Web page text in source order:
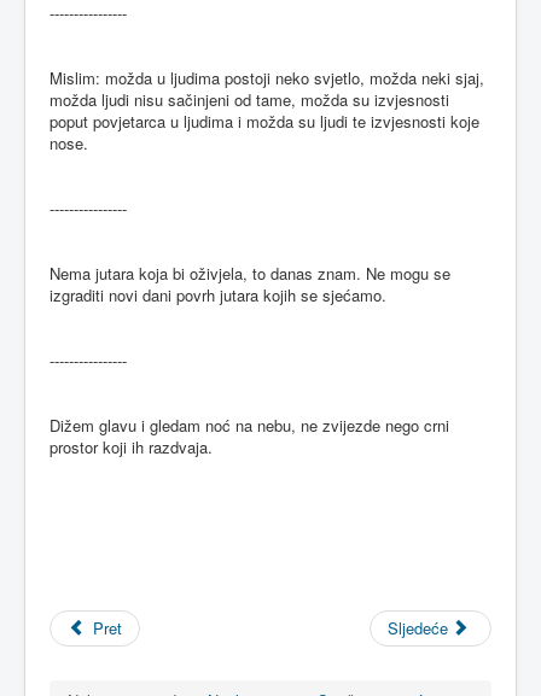
----------------
Mislim: možda u ljudima postoji neko svjetlo, možda neki sjaj,
možda ljudi nisu sačinjeni od tame, možda su izvjesnosti
poput povjetarca u ljudima i možda su ljudi te izvjesnosti koje
nose.
----------------
Nema jutara koja bi oživjela, to danas znam. Ne mogu se
izgraditi novi dani povrh jutara kojih se sjećamo.
----------------
Dižem glavu i gledam noć na nebu, ne zvijezde nego crni
prostor koji ih razdvaja.
Pret Sljedeće